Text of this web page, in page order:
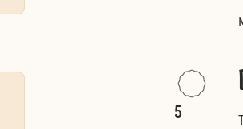
5